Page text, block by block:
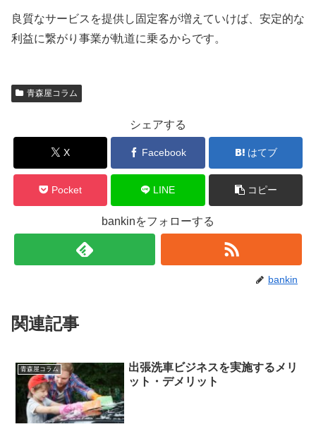
良質なサービスを提供し固定客が増えていけば、安定的な
利益に繋がり事業が軌道に乗るからです。
青森屋コラム
シェアする
X Facebook はてブ
Pocket LINE コピー
bankinをフォローする
bankin
関連記事
青森屋コラム
出張洗車ビジネスを実施するメリ
ット・デメリット